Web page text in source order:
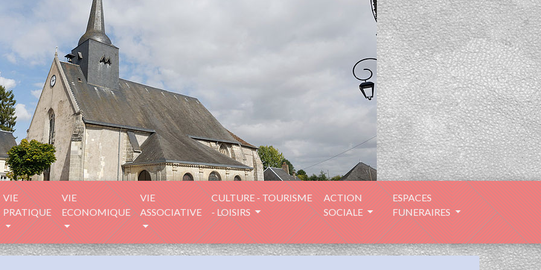
VIE
PRATIQUE
VIE
ECONOMIQUE
VIE
ASSOCIATIVE
CULTURE - TOURISME
- LOISIRS
ACTION
SOCIALE
ESPACES
FUNERAIRES